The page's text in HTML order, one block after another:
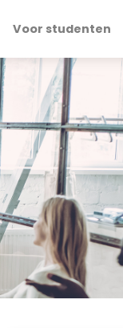
Voor studenten